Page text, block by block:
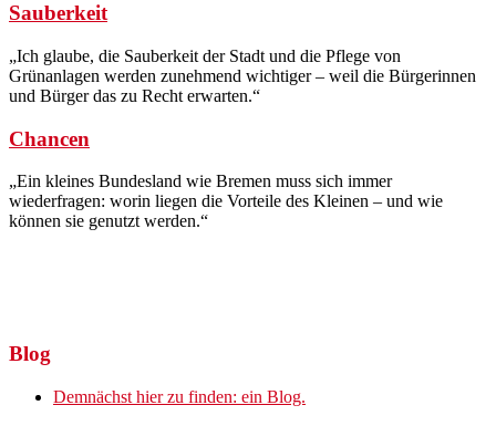
Sauberkeit
„Ich glaube, die Sauberkeit der Stadt und die Pflege von
Grünanlagen werden zunehmend wichtiger – weil die Bürgerinnen
und Bürger das zu Recht erwarten.“
Chancen
„Ein kleines Bundesland wie Bremen muss sich immer
wiederfragen: worin liegen die Vorteile des Kleinen – und wie
können sie genutzt werden.“
Blog
Demnächst hier zu finden: ein Blog.